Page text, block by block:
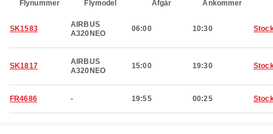
Flynummer Flymodel Afgår Ankommer
SK1583
AIRBUS
A320NEO
06:00 10:30
SK1817
AIRBUS
A320NEO
15:00 19:30
FR4686 - 19:55 00:25